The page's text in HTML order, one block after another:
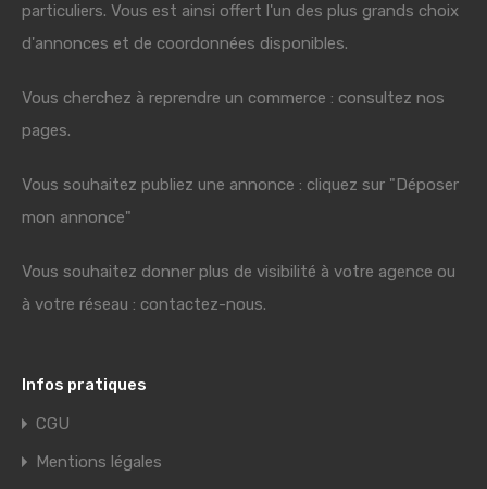
particuliers. Vous est ainsi offert l'un des plus grands choix
d'annonces et de coordonnées disponibles.
Vous cherchez à reprendre un commerce : consultez nos
pages.
Vous souhaitez publiez une annonce : cliquez sur "Déposer
mon annonce"
Vous souhaitez donner plus de visibilité à votre agence ou
à votre réseau : contactez-nous.
Infos pratiques
CGU
Mentions légales